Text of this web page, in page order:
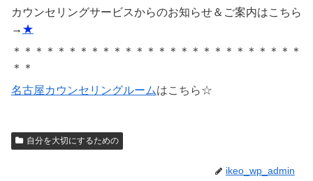
カウンセリングサービスからのお知らせ＆ご案内はこちら
→ ★
＊＊＊＊＊＊＊＊＊＊＊＊＊＊＊＊＊＊＊＊＊＊＊＊＊＊
＊＊
名古屋カウンセリングルームはこちら☆
自分を大切にするための
ikeo_wp_admin